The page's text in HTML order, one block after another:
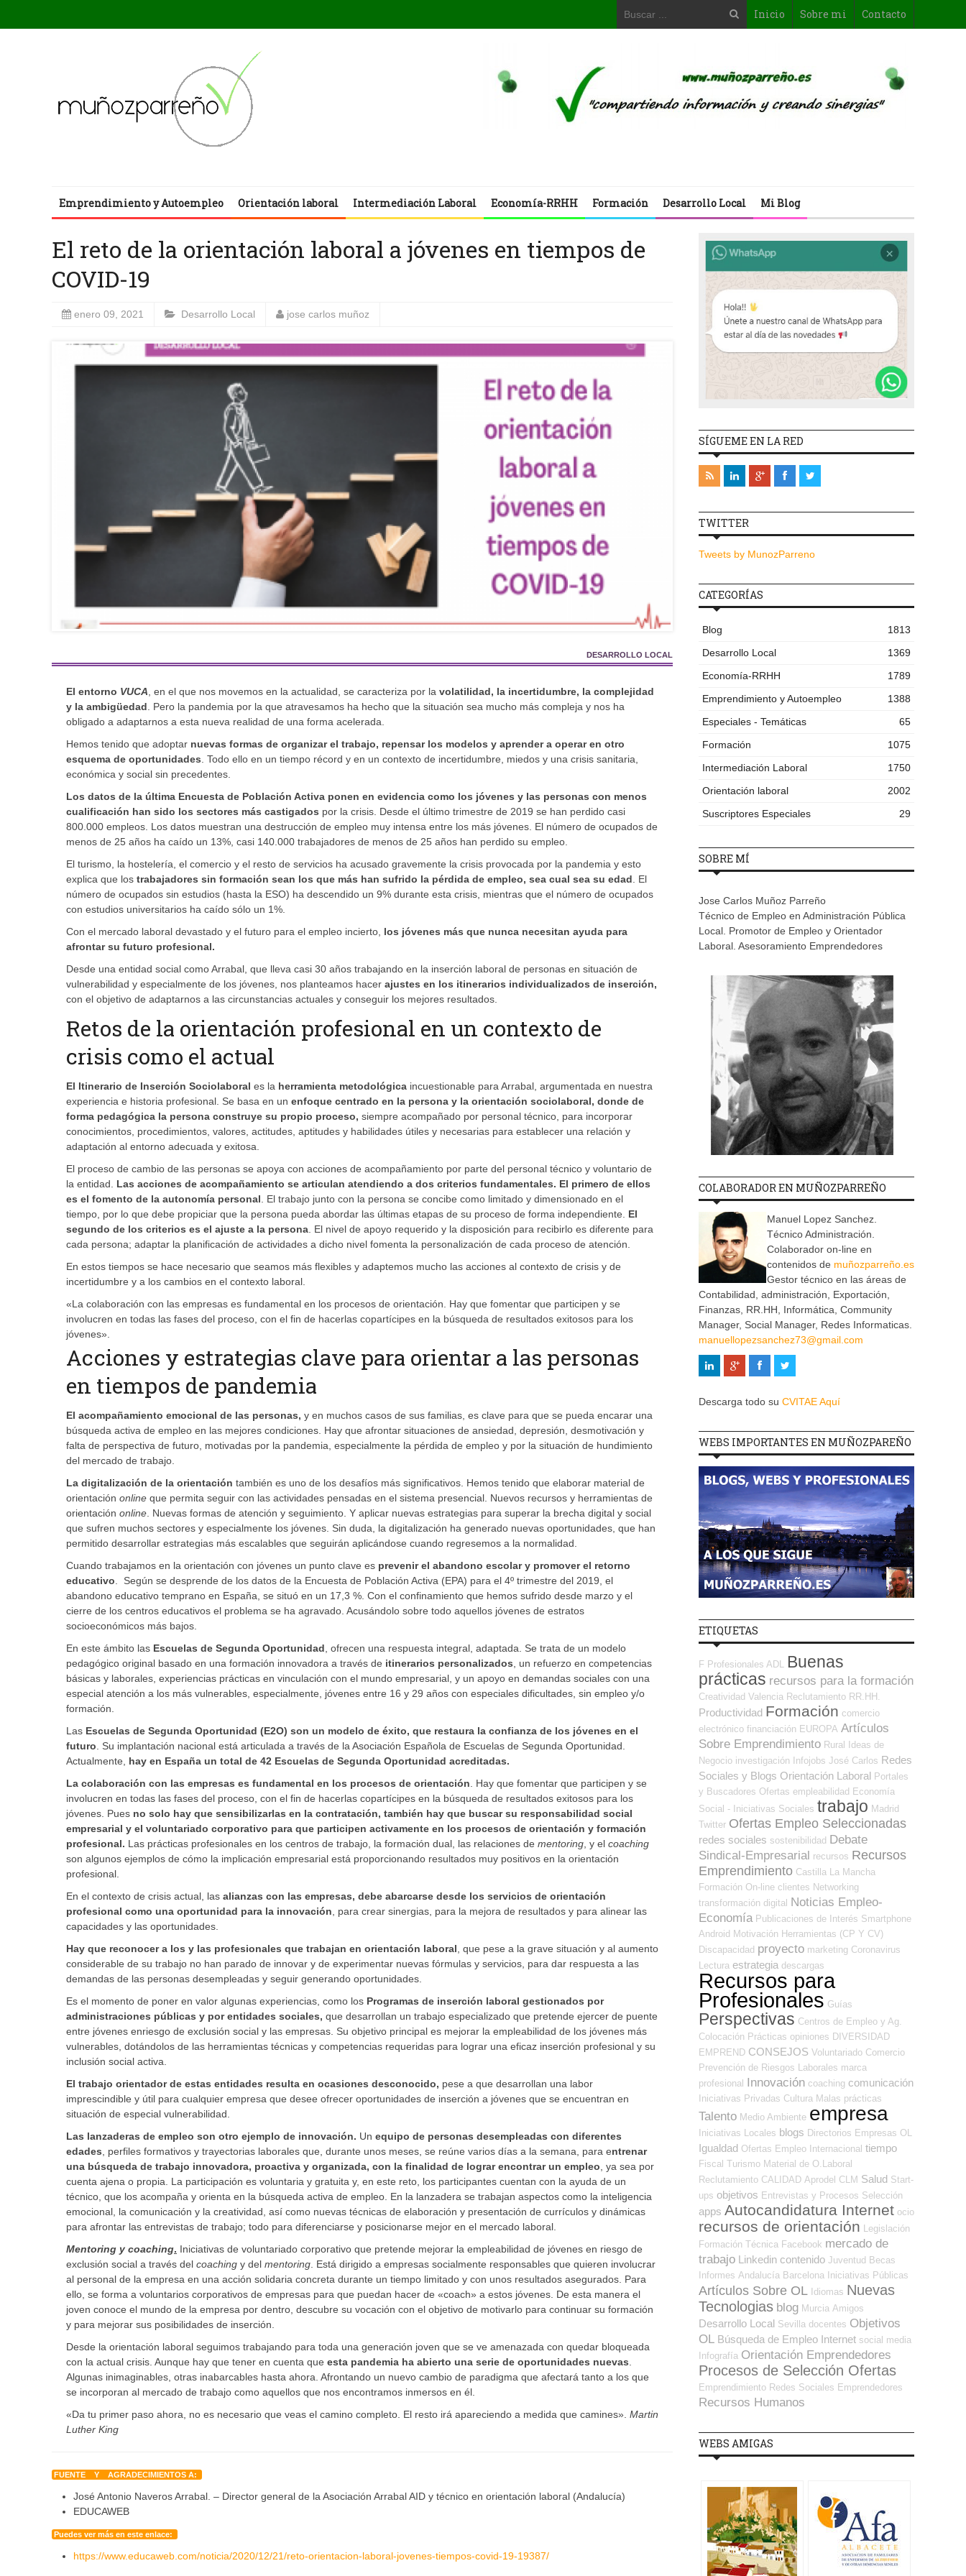
Inicio Sobre mi Contacto
Emprendimiento y Autoempleo Orientación laboral Intermediación Laboral Economía-RRHH Formación Desarrollo Local Mi Blog
El reto de la orientación laboral a jóvenes en tiempos de
COVID-19
enero 09, 2021 Desarrollo Local jose carlos muñoz
DESARROLLO LOCAL
El entorno VUCA, en el que nos movemos en la actualidad, se caracteriza por la volatilidad, la incertidumbre, la complejidad
y la ambigüedad. Pero la pandemia por la que atravesamos ha hecho que la situación sea mucho más compleja y nos ha
obligado a adaptarnos a esta nueva realidad de una forma acelerada.
Hemos tenido que adoptar nuevas formas de organizar el trabajo, repensar los modelos y aprender a operar en otro
esquema de oportunidades. Todo ello en un tiempo récord y en un contexto de incertidumbre, miedos y una crisis sanitaria,
económica y social sin precedentes.
Los datos de la última Encuesta de Población Activa ponen en evidencia como los jóvenes y las personas con menos
cualificación han sido los sectores más castigados por la crisis. Desde el último trimestre de 2019 se han perdido casi
800.000 empleos. Los datos muestran una destrucción de empleo muy intensa entre los más jóvenes. El número de ocupados de
menos de 25 años ha caído un 13%, casi 140.000 trabajadores de menos de 25 años han perdido su empleo.
El turismo, la hostelería, el comercio y el resto de servicios ha acusado gravemente la crisis provocada por la pandemia y esto
explica que los trabajadores sin formación sean los que más han sufrido la pérdida de empleo, sea cual sea su edad. El
número de ocupados sin estudios (hasta la ESO) ha descendido un 9% durante esta crisis, mientras que el número de ocupados
con estudios universitarios ha caído sólo un 1%.
Con el mercado laboral devastado y el futuro para el empleo incierto, los jóvenes más que nunca necesitan ayuda para
afrontar su futuro profesional.
Desde una entidad social como Arrabal, que lleva casi 30 años trabajando en la inserción laboral de personas en situación de
vulnerabilidad y especialmente de los jóvenes, nos planteamos hacer ajustes en los itinerarios individualizados de inserción,
con el objetivo de adaptarnos a las circunstancias actuales y conseguir los mejores resultados.
Retos de la orientación profesional en un contexto de
crisis como el actual
El Itinerario de Inserción Sociolaboral es la herramienta metodológica incuestionable para Arrabal, argumentada en nuestra
experiencia e historia profesional. Se basa en un enfoque centrado en la persona y la orientación sociolaboral, donde de
forma pedagógica la persona construye su propio proceso, siempre acompañado por personal técnico, para incorporar
conocimientos, procedimientos, valores, actitudes, aptitudes y habilidades útiles y necesarias para establecer una relación y
adaptación al entorno adecuada y exitosa.
El proceso de cambio de las personas se apoya con acciones de acompañamiento por parte del personal técnico y voluntario de
la entidad. Las acciones de acompañamiento se articulan atendiendo a dos criterios fundamentales. El primero de ellos
es el fomento de la autonomía personal. El trabajo junto con la persona se concibe como limitado y dimensionado en el
tiempo, por lo que debe propiciar que la persona pueda abordar las últimas etapas de su proceso de forma independiente. El
segundo de los criterios es el ajuste a la persona. El nivel de apoyo requerido y la disposición para recibirlo es diferente para
cada persona; adaptar la planificación de actividades a dicho nivel fomenta la personalización de cada proceso de atención.
En estos tiempos se hace necesario que seamos más flexibles y adaptemos mucho las acciones al contexto de crisis y de
incertidumbre y a los cambios en el contexto laboral.
«La colaboración con las empresas es fundamental en los procesos de orientación. Hay que fomentar que participen y se
involucren en todas las fases del proceso, con el fin de hacerlas copartícipes en la búsqueda de resultados exitosos para los
jóvenes».
Acciones y estrategias clave para orientar a las personas
en tiempos de pandemia
El acompañamiento emocional de las personas, y en muchos casos de sus familias, es clave para que se pueda encarar una
búsqueda activa de empleo en las mejores condiciones. Hay que afrontar situaciones de ansiedad, depresión, desmotivación y
falta de perspectiva de futuro, motivadas por la pandemia, especialmente la pérdida de empleo y por la situación de hundimiento
del mercado de trabajo.
La digitalización de la orientación también es uno de los desafíos más significativos. Hemos tenido que elaborar material de
orientación online que permita seguir con las actividades pensadas en el sistema presencial. Nuevos recursos y herramientas de
orientación online. Nuevas formas de atención y seguimiento. Y aplicar nuevas estrategias para superar la brecha digital y social
que sufren muchos sectores y especialmente los jóvenes. Sin duda, la digitalización ha generado nuevas oportunidades, que han
permitido desarrollar estrategias más escalables que seguirán aplicándose cuando regresemos a la normalidad.
Cuando trabajamos en la orientación con jóvenes un punto clave es prevenir el abandono escolar y promover el retorno
educativo. Según se desprende de los datos de la Encuesta de Población Activa (EPA) para el 4º trimestre del 2019, el
abandono educativo temprano en España, se situó en un 17,3 %. Con el confinamiento que hemos sufrido desde marzo y el
cierre de los centros educativos el problema se ha agravado. Acusándolo sobre todo aquellos jóvenes de estratos
socioeconómicos más bajos.
En este ámbito las Escuelas de Segunda Oportunidad, ofrecen una respuesta integral, adaptada. Se trata de un modelo
pedagógico original basado en una formación innovadora a través de itinerarios personalizados, un refuerzo en competencias
básicas y laborales, experiencias prácticas en vinculación con el mundo empresarial, y un apoyo en demandas sociales con una
especial atención a los más vulnerables, especialmente, jóvenes entre 16 y 29 años con especiales dificultades, sin empleo y/o
formación.
Las Escuelas de Segunda Oportunidad (E2O) son un modelo de éxito, que restaura la confianza de los jóvenes en el
futuro. Su implantación nacional está articulada a través de la Asociación Española de Escuelas de Segunda Oportunidad.
Actualmente, hay en España un total de 42 Escuelas de Segunda Oportunidad acreditadas.
La colaboración con las empresas es fundamental en los procesos de orientación. Hay que fomentar que participen y se
involucren en todas las fases del proceso, con el fin de hacerlas copartícipes en la búsqueda de resultados exitosos para los
jóvenes. Pues no solo hay que sensibilizarlas en la contratación, también hay que buscar su responsabilidad social
empresarial y el voluntariado corporativo para que participen activamente en los procesos de orientación y formación
profesional. Las prácticas profesionales en los centros de trabajo, la formación dual, las relaciones de mentoring, y el coaching
son algunos ejemplos de cómo la implicación empresarial está proporcionando resultados muy positivos en la orientación
profesional.
En el contexto de crisis actual, las alianzas con las empresas, debe abarcarse desde los servicios de orientación
profesional como una oportunidad para la innovación, para crear sinergias, para la mejora de resultados y para alinear las
capacidades y las oportunidades.
Hay que reconocer a los y las profesionales que trabajan en orientación laboral, que pese a la grave situación y al aumento
considerable de su trabajo no han parado de innovar y de experimentar nuevas fórmulas y servicios, para dar respuesta a las
demandas de las personas desempleadas y seguir generando oportunidades.
Es el momento de poner en valor algunas experiencias, como los Programas de inserción laboral gestionados por
administraciones públicas y por entidades sociales, que desarrollan un trabajo especializado que pretende ejercer de puente
entre jóvenes enriesgo de exclusión social y las empresas. Su objetivo principal es mejorar la empleabilidad de los jóvenes más
vulnerables, dotándolos de las herramientas técnicas y competencias requeridas para lograr una eficaz inserción profesional y su
inclusión social activa.
El trabajo orientador de estas entidades resulta en ocasiones desconocido, pese a que desarrollan una labor
imprescindible y útil para cualquier empresa que desee ofrecer oportunidades de inserción a jóvenes que se encuentran en
situación de especial vulnerabilidad.
Las lanzaderas de empleo son otro ejemplo de innovación. Un equipo de personas desempleadas con diferentes
edades, perfiles formativos y trayectorias laborales que, durante unos meses, se reúne varios días a la semana, para entrenar
una búsqueda de trabajo innovadora, proactiva y organizada, con la finalidad de lograr encontrar un empleo, ya sea por
cuenta ajena o propia. La participación es voluntaria y gratuita y, en este reto, los participantes cuentan con la ayuda de un
técnico, que los acompaña y orienta en la búsqueda activa de empleo. En la lanzadera se trabajan aspectos como la inteligencia
emocional, la comunicación y la creatividad, así como nuevas técnicas de elaboración y presentación de currículos y dinámicas
para afrontar las entrevistas de trabajo; todo para diferenciarse y posicionarse mejor en el mercado laboral.
Mentoring y coaching. Iniciativas de voluntariado corporativo que pretende mejorar la empleabilidad de jóvenes en riesgo de
exclusión social a través del coaching y del mentoring. Está dirigido a empresas socialmente responsables que quieren involucrar
al personal de la empresa en una acción solidaria concreta durante un tiempo limitado y con unos resultados asegurados. Para
ello, se forma a voluntarios corporativos de empresas para que puedan hacer de «coach» a estos jóvenes. De esta manera el
joven conoce el mundo de la empresa por dentro, descubre su vocación con el objetivo de motivarlo para continuar su formación
y para mejorar sus posibilidades de inserción.
Desde la orientación laboral seguimos trabajando para toda una generación joven que se ve amenazada con quedar bloqueada
con la actual crisis. Aunque hay que tener en cuenta que esta pandemia ha abierto una serie de oportunidades nuevas.
Algunas inimaginables, otras inabarcables hasta ahora. Afrontando un nuevo cambio de paradigma que afectará tanto a los que
se incorporan al mercado de trabajo como aquellos que nos encontramos inmersos en él.
«Da tu primer paso ahora, no es necesario que veas el camino completo. El resto irá apareciendo a medida que camines». Martin
Luther King
FUENTE Y AGRADECIMIENTOS A:
José Antonio Naveros Arrabal. – Director general de la Asociación Arrabal AID y técnico en orientación laboral (Andalucía)
EDUCAWEB
Puedes ver más en este enlace:
https://www.educaweb.com/noticia/2020/12/21/reto-orientacion-laboral-jovenes-tiempos-covid-19-19387/
SÍGUEME EN LA RED
TWITTER
Tweets by MunozParreno
CATEGORÍAS
Blog
1813
Desarrollo Local
1369
Economía-RRHH
1789
Emprendimiento y Autoempleo
1388
Especiales - Temáticas
65
Formación
1075
Intermediación Laboral
1750
Orientación laboral
2002
Suscriptores Especiales
29
SOBRE MÍ
Jose Carlos Muñoz Parreño
Técnico de Empleo en Administración Pública
Local. Promotor de Empleo y Orientador
Laboral. Asesoramiento Emprendedores
COLABORADOR EN MUÑOZPARREÑO
Manuel Lopez Sanchez.
Técnico Administración.
Colaborador on-line en
contenidos de muñozparreño.es
Gestor técnico en las áreas de
Contabilidad, administración, Exportación,
Finanzas, RR.HH, Informática, Community
Manager, Social Manager, Redes Informaticas.
manuellopezsanchez73@gmail.com
Descarga todo su CVITAE Aquí
WEBS IMPORTANTES EN MUÑOZPAREÑO
ETIQUETAS
F Profesionales ADL
Buenas
prácticas recursos para la formación
Creatividad Valencia Reclutamiento RR.HH.
Productividad Formación comercio
electrónico financiación EUROPA Artículos
Sobre Emprendimiento Rural
Ideas de
Negocio investigación Infojobs José Carlos Redes
Sociales y Blogs Orientación Laboral Portales
y Buscadores Ofertas empleabilidad Economía
Social - Iniciativas Sociales trabajo Madrid
Twitter Ofertas Empleo Seleccionadas
redes sociales sostenibilidad Debate
Sindical-Empresarial recursos Recursos
Emprendimiento Castilla La Mancha
Formación On-line clientes Networking
transformación digital Noticias Empleo-
Economía Publicaciones de Interés Smartphone
Android Motivación Herramientas (CP Y CV)
Discapacidad proyecto marketing Coronavirus
Lectura estrategia descargas
Recursos para
Profesionales Guías
Perspectivas Centros de Empleo y Ag.
Colocación Prácticas opiniones DIVERSIDAD
EMPREND CONSEJOS Voluntariado Comercio
Prevención de Riesgos Laborales marca
profesional Innovación coaching comunicación
Iniciativas Privadas Cultura Malas prácticas
Talento Medio Ambiente empresa
Iniciativas Locales blogs Directorios Empresas OL
Igualdad Ofertas Empleo Internacional tiempo
Fiscal Turismo Material de O.Laboral
Reclutamiento CALIDAD Aprodel CLM Salud Start-
ups objetivos Entrevistas y Procesos Selección
apps Autocandidatura Internet ocio
recursos de orientación
Legislación
Formación Técnica Facebook mercado de
trabajo Linkedin contenido Juventud Becas
Informes Andalucía Barcelona Iniciativas Públicas
Artículos Sobre OL Idiomas Nuevas
Tecnologias blog Murcia Amigos
Desarrollo Local Sevilla docentes Objetivos
OL Búsqueda de Empleo Internet social media
Infografía Orientación Emprendedores
Procesos de Selección Ofertas
Emprendimiento Redes Sociales Emprendedores
Recursos Humanos
WEBS AMIGAS